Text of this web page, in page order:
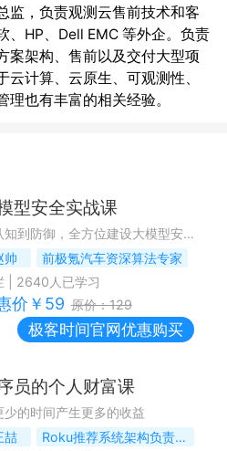
监，负责观测云售前技术和客
、HP、Dell EMC 等外企。负责
案架构、售前以及交付大型项
计算、云原生、可观测性、
型安全实战课
从认知到防御，全方位建设大模型安全防线
帅
前极氪汽车资深算法专家
2640 人已学习
价￥ 59 原价：129
极客时间官网优惠购买
员的个人财富课
少的时间产生更多的收益
喆
Roku推荐系统架构负责人，前hulu高级研究员，《深度学习推荐系统》作者